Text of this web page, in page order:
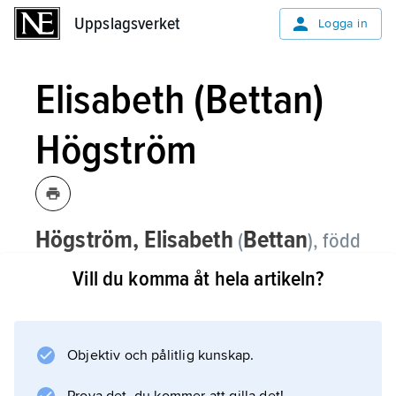
Uppslagsverket Logga in
Elisabeth (Bettan)
Högström
Högström, Elisabeth (Bettan),född
Carlsson 1951, curlingspelare, en av
Sveriges mest framgångsrika.
lag från Karlstads CK som 1981 tog Sveriges
Vill du komma åt hela artikeln?
Objektiv och pålitlig kunskap.